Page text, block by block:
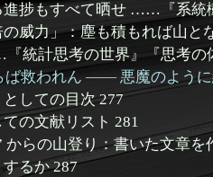
もすべて晒せ ……『系統
力」：塵も積もれば山と
界』『思考の体系学
ば救われん —— 悪魔のよう
ての目次 277
文献リスト 281
の山登り：書いた文章を
るか 287